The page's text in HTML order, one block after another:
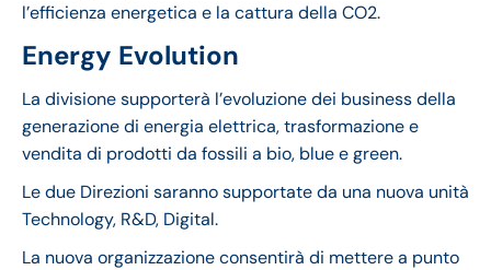
l’efficienza energetica e la cattura della CO2.
Energy Evolution
La divisione supporterà l’evoluzione dei business della
generazione di energia elettrica, trasformazione e
vendita di prodotti da fossili a bio, blue e green.
Le due Direzioni saranno supportate da una nuova unità
Technology, R&D, Digital.
La nuova organizzazione consentirà di mettere a punto